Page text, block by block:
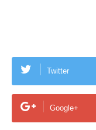
Twitter
Google+